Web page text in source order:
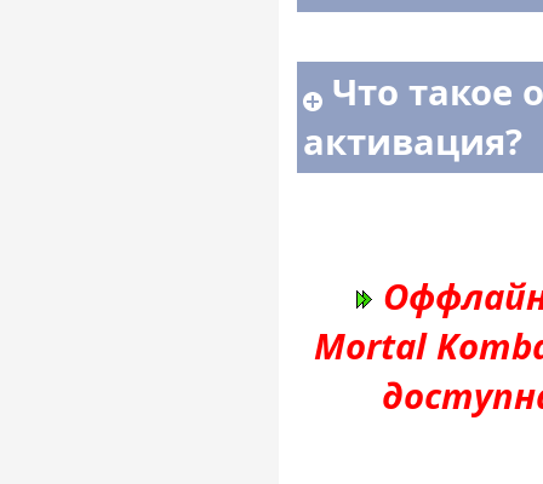
Что такое
активация?
Mortal